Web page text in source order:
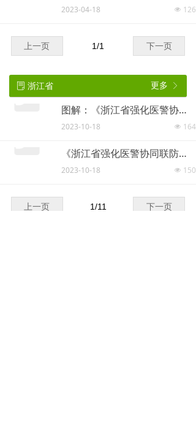
넶 126
2023-04-18
上一页 下一页
1/1
ꂓ 浙江省 ꁕ
更多
图解：《浙江省强化医警协同联防联控艾滋病工作机制》
넶 164
2023-10-18
《浙江省强化医警协同联防联控艾滋病工作机制》政策解读
넶 150
2023-10-18
上一页 下一页
1/11